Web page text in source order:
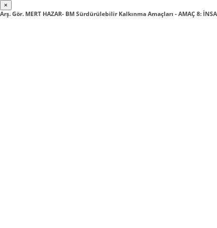
×
Arş. Gör. MERT HAZAR- BM Sürdürülebilir Kalkınma Amaçları - AMAÇ 8: